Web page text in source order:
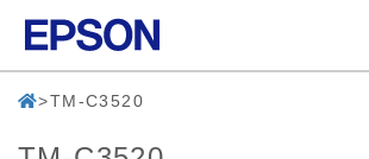
TM-C3520